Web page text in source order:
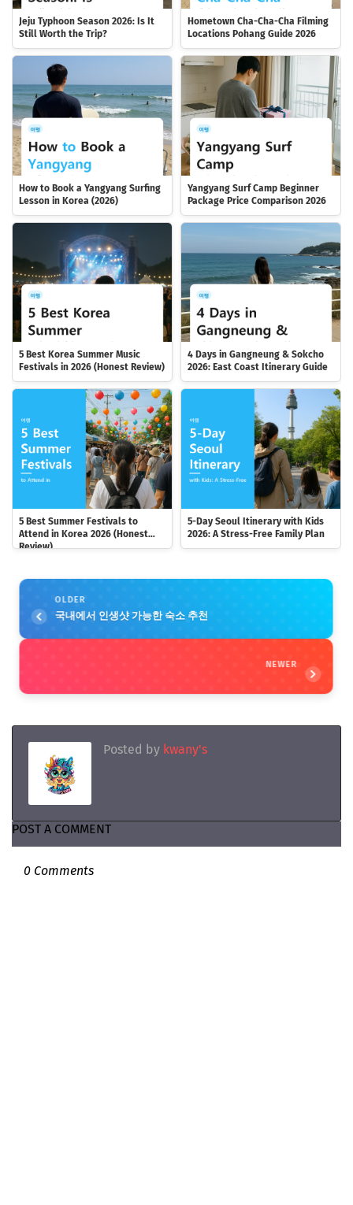
Jeju Typhoon Season 2026: Is It
Still Worth the Trip?
Hometown Cha-Cha-Cha Filming
Locations Pohang Guide 2026
How to Book a Yangyang Surfing
Lesson in Korea (2026)
Yangyang Surf Camp Beginner
Package Price Comparison 2026
5 Best Korea Summer Music
Festivals in 2026 (Honest Review)
4 Days in Gangneung & Sokcho
2026: East Coast Itinerary Guide
5 Best Summer Festivals to
Attend in Korea 2026 (Honest
Review)
5-Day Seoul Itinerary with Kids
2026: A Stress-Free Family Plan
OLDER
국내에서 인생샷 가능한 숙소 추천
NEWER
Posted by kwany's
POST A COMMENT
0 Comments